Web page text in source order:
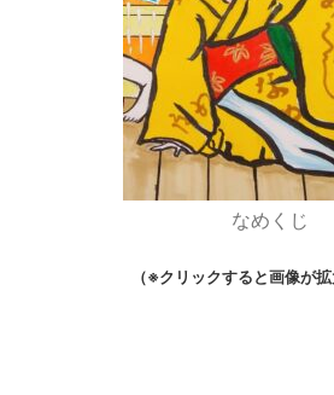
なめくじ
（※クリックすると画像が拡